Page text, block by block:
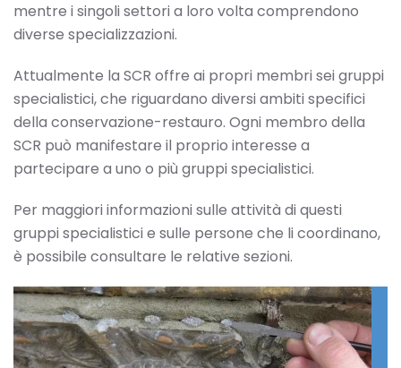
mentre i singoli settori a loro volta comprendono
diverse specializzazioni.
Attualmente la SCR offre ai propri membri sei gruppi
specialistici, che riguardano diversi ambiti specifici
della conservazione-restauro. Ogni membro della
SCR può manifestare il proprio interesse a
partecipare a uno o più gruppi specialistici.
Per maggiori informazioni sulle attività di questi
gruppi specialistici e sulle persone che li coordinano,
è possibile consultare le relative sezioni.